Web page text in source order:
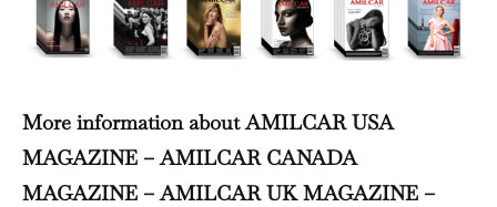
More information about AMILCAR USA
MAGAZINE – AMILCAR CANADA
MAGAZINE – AMILCAR UK MAGAZINE –